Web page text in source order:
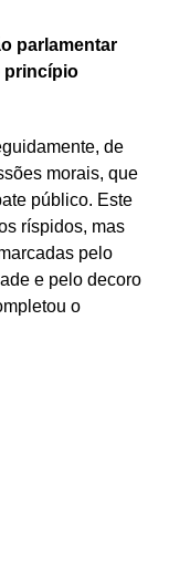
parlamentar
princípio
de
morais, que
público. Este
ríspidos, mas
pelo
e pelo decoro
o